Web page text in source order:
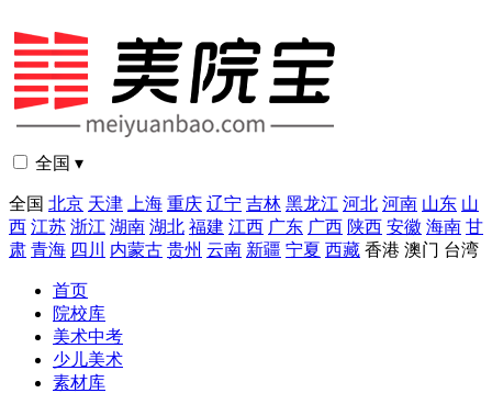
全国 ▾
全国 北京 天津 上海 重庆 辽宁 吉林 黑龙江 河北 河南 山东 山
西 江苏 浙江 湖南 湖北 福建 江西 广东 广西 陕西 安徽 海南 甘
肃 青海 四川 内蒙古 贵州 云南 新疆 宁夏 西藏 香港 澳门 台湾
首页
院校库
美术中考
少儿美术
素材库